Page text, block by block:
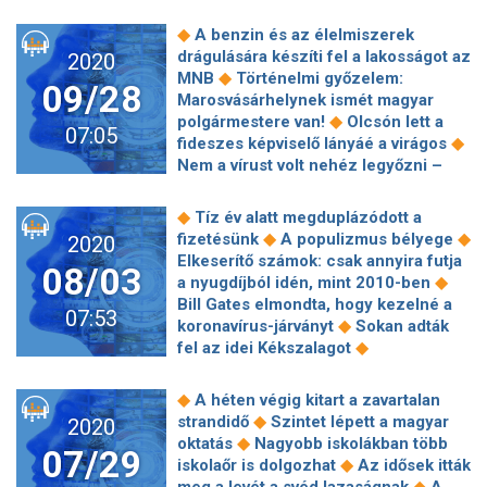
a világ legnehezebb földkerülő
vitorlásversenyén◆Lassan az egész
ország ködbe vész, figyelmeztetés
érvényes
lőtték le az orosz Forbes
főszerkesztőjét, a mai napig
megoldatlan az ügy◆70 éves Fa
Nándor, a magyar vitorlázás hőse
Kár, hogy Verstappen mindig mindent
elront◆Trópusi éjszakákat hoz a
hőhullám
csúcsprocesszorról ◆
A streaming
látja kárát a karanténok
megszűntének ◆ Több mint hatmillió
dollárért árvereztek el egy
dinoszauruszcsontvázat ◆ Mégsem
2024-ben hagyják el az oroszok a
Nemzetközi Űrállomást ◆
alkalmazás indult kerékpárosoknak
Hőlégballonnal mehetünk az űrbe - 50
millió forintért◆Dermesztő tűzgömb
világította be az éjszakai égboltot◆
Digitális terápiatervezés az
onkológiában
2020
09/28
07:05
◆ A benzin és az élelmiszerek
drágulására készíti fel a lakosságot az
MNB ◆ Történelmi győzelem:
Marosvásárhelynek ismét magyar
polgármestere van! ◆ Olcsón lett a
fideszes képviselő lányáé a virágos ◆
Nem a vírust volt nehéz legyőzni –
Megrohanták a pénzváltókat a
magyarok◆Lillik Ákos lett az
egyszemélyes Balatonkerülő verseny
győztese ◆Történelmi fordulat
Marosvásárhelyen ◆Olyan történt
Pep Guardiolával, ami eddig még soha
◆ Forradalom zajlik két baranyai
◆ Tokió 2020 kínálhat
problémáira?◆Hamarosan újra közel
leszünk a 30 fokhoz◆Adj nevet a
Hírstart Robot hírfelolvasójának!
2020
08/03
07:53
◆ Tíz év alatt megduplázódott a
fizetésünk ◆ A populizmus bélyege ◆
Elkeserítő számok: csak annyira futja
a nyugdíjból idén, mint 2010-ben ◆
Bill Gates elmondta, hogy kezelné a
koronavírus-járványt ◆ Sokan adták
fel az idei Kékszalagot ◆
éveikre takarékoskodók
A hallgatói
önkormányzat sem fogadja el a
színművészeti egyetemen
Vidnyánszky és társai
hatalomátvételét◆„Az emberek már
2020
07/29
◆ A héten végig kitart a zavartalan
strandidő ◆ Szintet lépett a magyar
oktatás ◆ Nagyobb iskolákban több
iskolaőr is dolgozhat ◆ Az idősek itták